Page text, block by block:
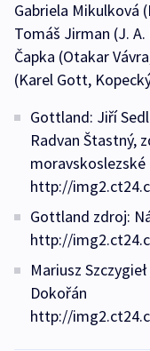
Gabriela Mikulková
Tomáš Jirman (J.
Čapka (Otakar
(Karel Gott,
Gottland: Jiří
Radvan Štastný,
moravskoslezské
http://
Gottland zdroj:
http://
Mariusz
Dokořán
http://